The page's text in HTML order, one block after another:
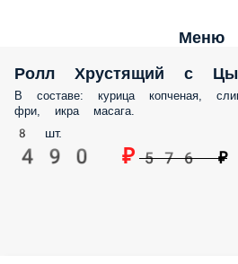
Меню
Ролл Хрустящий с
В составе: курица копченая,
фри, икра масага.
8 шт.
490 ₽ 576 ₽